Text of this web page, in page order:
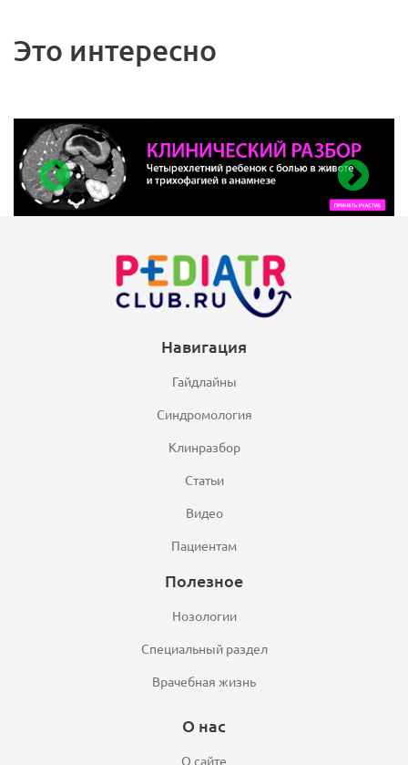
Это интересно
Навигация
Гайдлайны
Синдромология
Клинразбор
Статьи
Видео
Пациентам
Полезное
Нозологии
Специальный раздел
Врачебная жизнь
О нас
О сайте